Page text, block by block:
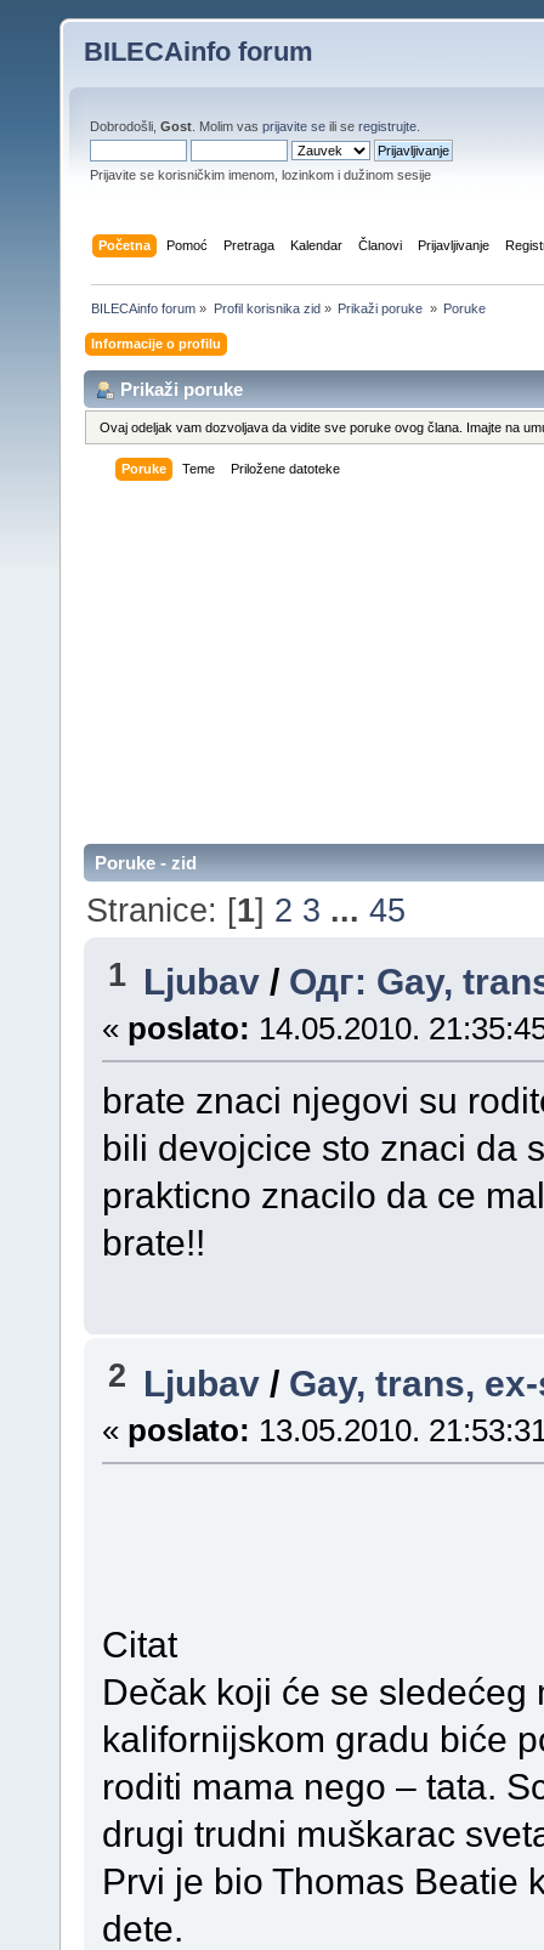
BILECAinfo forum
Dobrodošli, Gost . Molim vas prijavite se ili se registrujte
Prijavite se korisničkim imenom, lozinkom i dužinom sesije
Početna Pomoć Pretraga Kalendar Članovi Prijavljivanje
BILECAinfo forum » Profil korisnika zid» Prikaži poruke » Poruke
Informacije o profilu
Prikaži poruke
Ovaj odeljak vam dozvoljava da vidite sve poruke ovog člana. Imajte na
Poruke Teme Priložene datoteke
Poruke - zid
Stranice: [1] 2 3 ...45
1 Ljubav / Одг: Gay,
« poslato: 14.05.2010.
brate znaci njegovi su
bili devojcice sto znaci da
prakticno znacilo da ce
brate!!
2 Ljubav / Gay, trans,
« poslato: 13.05.2010.
Citat
Dečak koji će se
kalifornijskom gradu biće
roditi mama nego – tata.
drugi trudni muškarac
Prvi je bio Thomas Beatie
dete.